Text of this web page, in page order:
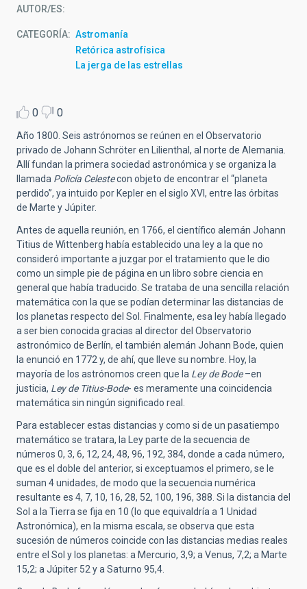
AUTOR/ES
CATEGORÍA
Astromanía
Retórica astrofísica
La jerga de las estrellas
0 0
Año 1800. Seis astrónomos se reúnen en el Observatorio
privado de Johann Schröter en Lilienthal, al norte de Alemania.
Allí fundan la primera sociedad astronómica y se organiza la
llamada Policía Celestecon objeto de encontrar el “planeta
perdido”, ya intuido por Kepler en el siglo XVI, entre las órbitas
de Marte y Júpiter.
Antes de aquella reunión, en 1766, el científico alemán Johann
Titius de Wittenberg había establecido una ley a la que no
consideró importante a juzgar por el tratamiento que le dio
como un simple pie de página en un libro sobre ciencia en
general que había traducido. Se trataba de una sencilla relación
matemática con la que se podían determinar las distancias de
los planetas respecto del Sol. Finalmente, esa ley había llegado
a ser bien conocida gracias al director del Observatorio
astronómico de Berlín, el también alemán Johann Bode, quien
la enunció en 1772 y, de ahí, que lleve su nombre. Hoy, la
mayoría de los astrónomos creen que la Ley de Bode–en
justicia, Ley de Titius-Bode- es meramente una coincidencia
matemática sin ningún significado real.
Para establecer estas distancias y como si de un pasatiempo
matemático se tratara, la Ley parte de la secuencia de
números 0, 3, 6, 12, 24, 48, 96, 192, 384, donde a cada número,
que es el doble del anterior, si exceptuamos el primero, se le
suman 4 unidades, de modo que la secuencia numérica
resultante es 4, 7, 10, 16, 28, 52, 100, 196, 388. Si la distancia del
Sol a la Tierra se fija en 10 (lo que equivaldría a 1 Unidad
Astronómica), en la misma escala, se observa que esta
sucesión de números coincide con las distancias medias reales
entre el Sol y los planetas: a Mercurio, 3,9; a Venus, 7,2; a Marte
15,2; a Júpiter 52 y a Saturno 95,4.